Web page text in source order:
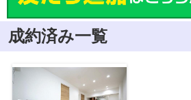
成約済み一覧